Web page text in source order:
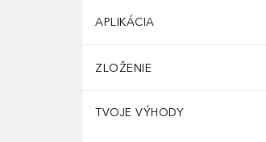
APLIKÁCIA
ZLOŽENIE
TVOJE VÝHODY